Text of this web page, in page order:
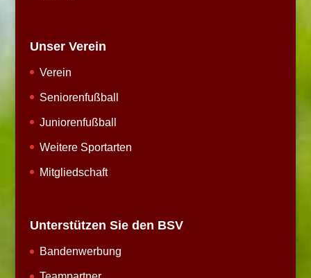
Unser Verein
Verein
Seniorenfußball
Juniorenfußball
Weitere Sportarten
Mitgliedschaft
Unterstützen Sie den BSV
Bandenwerbung